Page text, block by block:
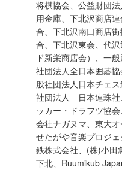
将棋協会、公益財団
用金庫、下北沢商店
合、下北沢南口商店
合、下北沢東会、代
ド新栄商店会）、一
社団法人全日本囲碁
般社団法人日本チェ
社団法人 日本連珠社
ッカー・ドラフツ協
会社ナガヌマ、東大
せたがや音楽プロジ
鉄株式会社、(株)小田
下北、Ruumikub